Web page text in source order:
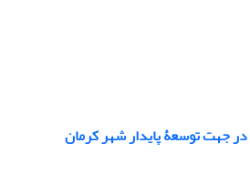
جهت توسعۀ پایدار شهر کرمان